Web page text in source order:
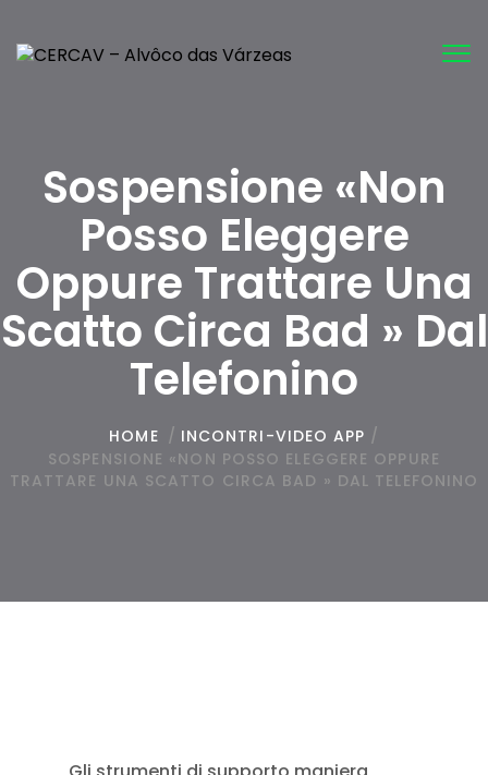
Sospensione «Non
Posso Eleggere
Oppure Trattare Una
Scatto Circa Bad » Dal
Telefonino
HOME / INCONTRI-VIDEO APP /
SOSPENSIONE «NON POSSO ELEGGERE OPPURE
TRATTARE UNA SCATTO CIRCA BAD » DAL TELEFONINO